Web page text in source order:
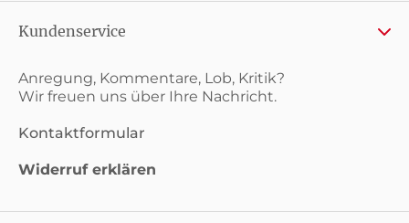
Kundenservice
Anregung, Kommentare, Lob, Kritik?
Wir freuen uns über Ihre Nachricht.
Kontaktformular
Widerruf erklären